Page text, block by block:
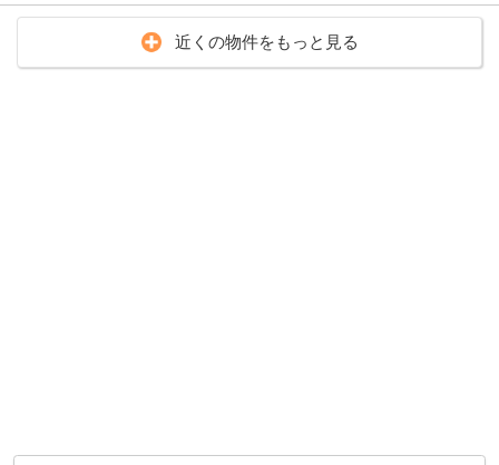
近くの物件をもっと見る